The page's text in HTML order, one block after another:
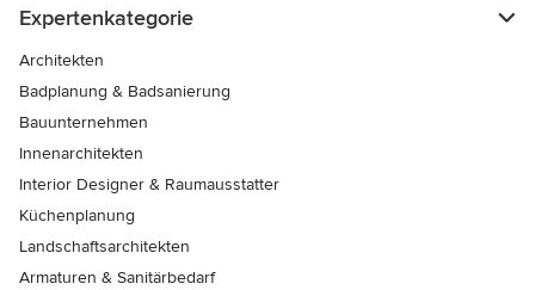
Expertenkategorie
Architekten
Badplanung & Badsanierung
Bauunternehmen
Innenarchitekten
Interior Designer & Raumausstatter
Küchenplanung
Landschaftsarchitekten
Armaturen & Sanitärbedarf